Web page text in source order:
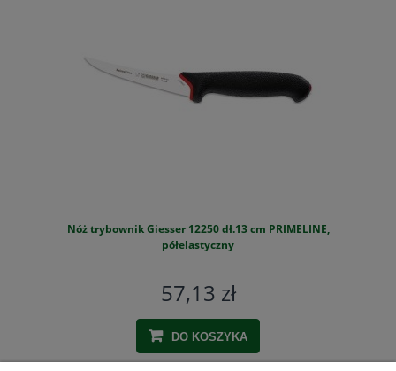
Nóż trybownik Giesser 12250 dł.13 cm PRIMELINE,
półelastyczny
57,13 zł
DO KOSZYKA